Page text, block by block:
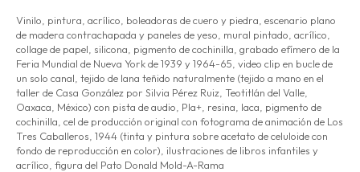
Vinilo, pintura, acrílico, boleadoras de cuero y piedra, escenario plano
de madera contrachapada y paneles de yeso, mural pintado, acrílico,
collage de papel, silicona, pigmento de cochinilla, grabado efímero de la
Feria Mundial de Nueva York de 1939 y 1964-65, video clip en bucle de
un solo canal, tejido de lana teñido naturalmente (tejido a mano en el
taller de Casa González por Silvia Pérez Ruiz, Teotitlán del Valle,
Oaxaca, México) con pista de audio, Pla+, resina, laca, pigmento de
cochinilla, cel de producción original con fotograma de animación de Los
Tres Caballeros, 1944 (tinta y pintura sobre acetato de celuloide con
fondo de reproducción en color), ilustraciones de libros infantiles y
acrílico, figura del Pato Donald Mold-A-Rama